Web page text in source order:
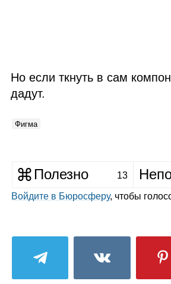
Но если ткнуть в сам
дадут.
Фигма
Полезно 13
Войдите в Бюросферу, чтобы